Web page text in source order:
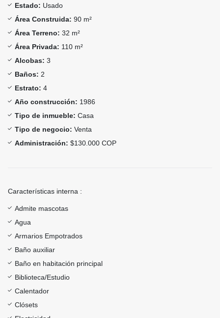
Estado: Usado
Área Construida: 90 m²
Área Terreno: 32 m²
Área Privada: 110 m²
Alcobas: 3
Baños: 2
Estrato: 4
Año construcción: 1986
Tipo de inmueble: Casa
Tipo de negocio: Venta
Administración: $130.000 COP
Características interna :
Admite mascotas
Agua
Armarios Empotrados
Baño auxiliar
Baño en habitación principal
Biblioteca/Estudio
Calentador
Clósets